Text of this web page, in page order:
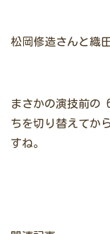
松岡修造さんと織
まさかの演技前の
ちを切り替えてか
すね。